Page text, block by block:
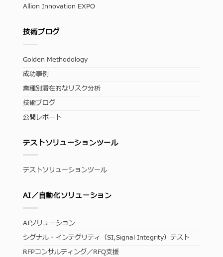
Allion Innovation EXPO
技術ブログ
Golden Methodology
成功事例
業種別潜在的なリスク分析
技術ブログ
公開レポート
テストソリューションツール
テストソリューションツール
AI／自動化ソリューション
AIソリューション
シグナル・インテグリティ（SI,Signal Integrity）テスト
RFPコンサルティング／RFQ支援